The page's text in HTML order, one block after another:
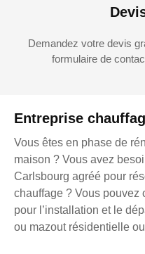
Entreprise
Vous êtes en phase de
maison ? Vous avez
Carlsbourg agréé pour
chauffage ? Vous pouvez
pour l’installation et le
ou mazout résidentielle
Demandez votre devis
formulaire de